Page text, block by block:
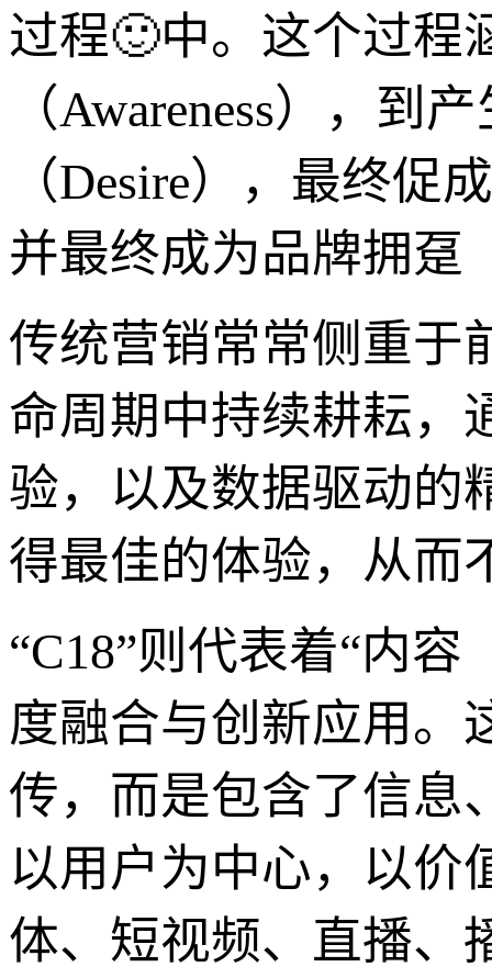
过程🙂中。这个过程
（Awareness），到
（Desire），最终促
并最终成为品牌拥趸
传统营销常常侧重于
命周期中持续耕耘，
验，以及数据驱动的
得最佳的体验，从而
“C18”则代表着“内容
度融合与创新应用。
传，而是包含了信息
以用户为中心，以价
体、短视频、直播、